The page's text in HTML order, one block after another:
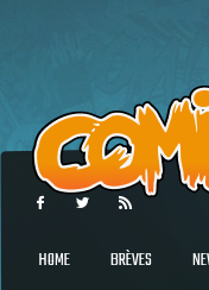
HOME BRÈVES